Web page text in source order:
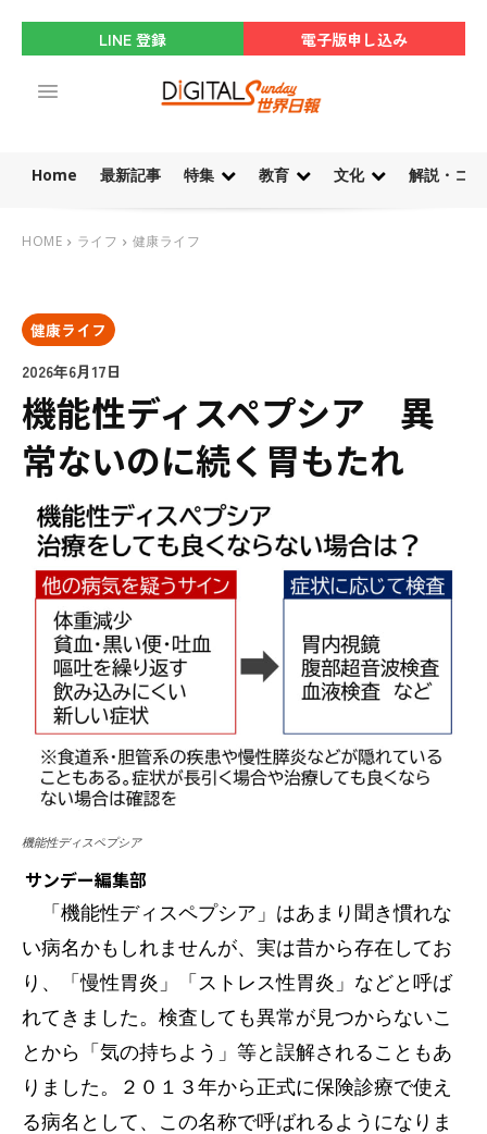
LINE 登録 電子版申し込み
Home 最新記事 特集 教育 文化 解説・コ
HOME ライフ 健康ライフ
健康ライフ
2026年6月17日
機能性ディスペプシア 異
常ないのに続く胃もたれ
機能性ディスペプシア
サンデー編集部
「機能性ディスペプシア」はあまり聞き慣れな
い病名かもしれませんが、実は昔から存在してお
り、「慢性胃炎」「ストレス性胃炎」などと呼ば
れてきました。検査しても異常が見つからないこ
とから「気の持ちよう」等と誤解されることもあ
りました。２０１３年から正式に保険診療で使え
る病名として、この名称で呼ばれるようになりま